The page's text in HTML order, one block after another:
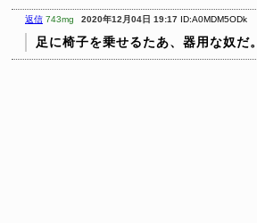
返信 743mg 2020年12月04日 19:17 ID:A0MDM5ODk
足に椅子を乗せるたあ、器用な奴だ。